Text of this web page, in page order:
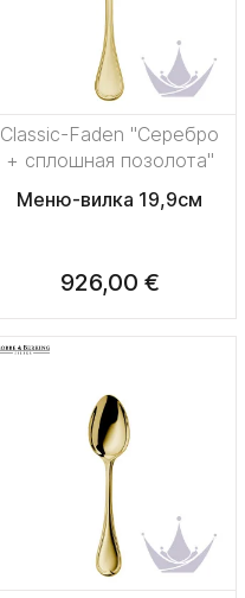
Classic-Faden "Серебро
+ сплошная позолота"
Меню-вилка 19,9см
926,00 €